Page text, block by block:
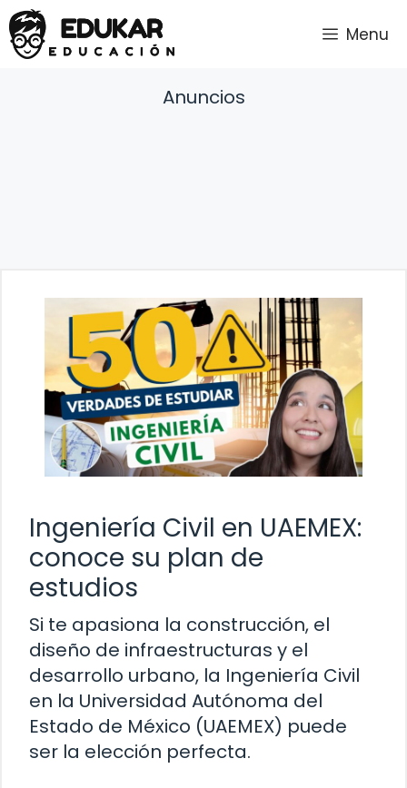
Saltar
al
contenido
Menu
Anuncios
Ingeniería Civil en UAEMEX:
conoce su plan de
estudios
Si te apasiona la construcción, el
diseño de infraestructuras y el
desarrollo urbano, la Ingeniería Civil
en la Universidad Autónoma del
Estado de México (UAEMEX) puede
ser la elección perfecta.